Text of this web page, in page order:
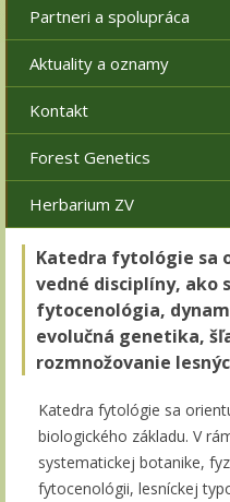
Partneri a spolupráca
Aktuality a oznamy
Kontakt
Forest Genetics
Herbarium ZV
Katedra fytológie sa
vedné disciplíny, ako
fytocenológia,
evolučná genetika,
rozmnožovanie
Katedra fytológie sa
biologického základu. V
systematickej botanike,
fytocenológii, lesníckej